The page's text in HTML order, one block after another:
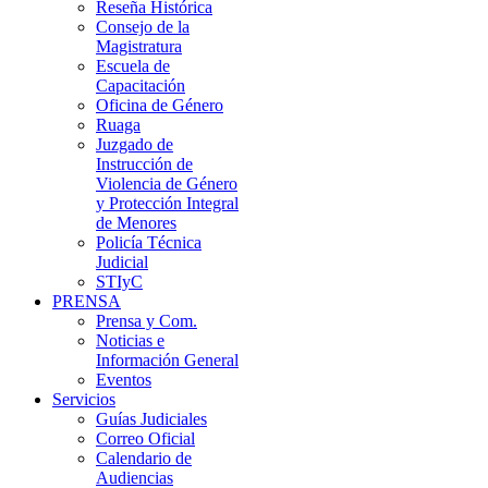
Reseña Histórica
Consejo de la
Magistratura
Escuela de
Capacitación
Oficina de Género
Ruaga
Juzgado de
Instrucción de
Violencia de Género
y Protección Integral
de Menores
Policía Técnica
Judicial
STIyC
PRENSA
Prensa y Com.
Noticias e
Información General
Eventos
Servicios
Guías Judiciales
Correo Oficial
Calendario de
Audiencias